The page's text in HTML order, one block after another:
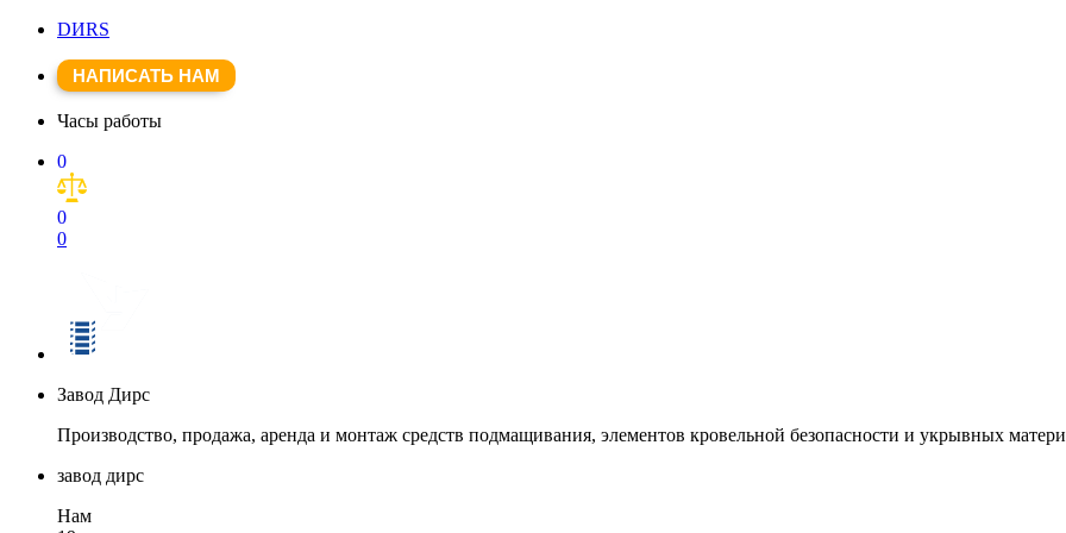
DИRS
НАПИСАТЬ НАМ
Часы работы
0
0
0
Завод Дирс
Производство, продажа, аренда и монтаж средств подмащивания, элементов кровельной безопасности и укрывных
завод дирс
Нам